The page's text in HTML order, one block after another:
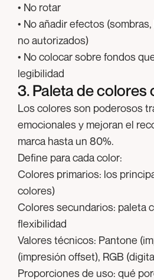
• No rotar
• No añadir efectos
no autorizados)
• No colocar sobre fondos
legibilidad
3. Paleta de
Los colores son poderosos
emocionales y mejoran el
marca hasta un 80%.
Define para cada color:
Colores primarios: los
colores)
Colores secundarios: paleta
flexibilidad
Valores técnicos: Pantone
(impresión offset), RGB
Proporciones de uso: qué